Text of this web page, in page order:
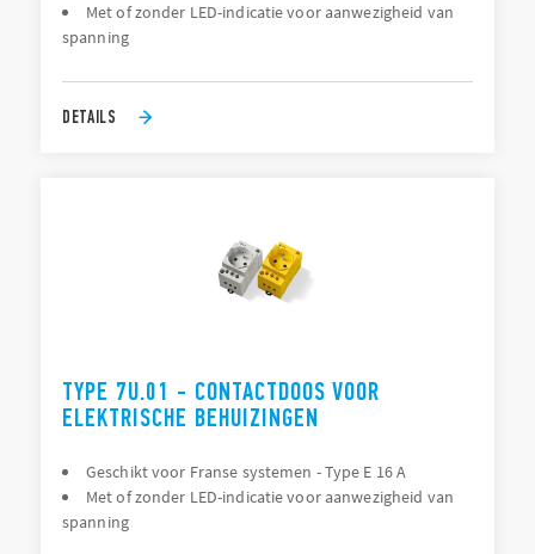
Met of zonder LED-indicatie voor aanwezigheid van
spanning
DETAILS
TYPE 7U.01 - CONTACTDOOS VOOR
ELEKTRISCHE BEHUIZINGEN
Geschikt voor Franse systemen - Type E 16 A
Met of zonder LED-indicatie voor aanwezigheid van
spanning